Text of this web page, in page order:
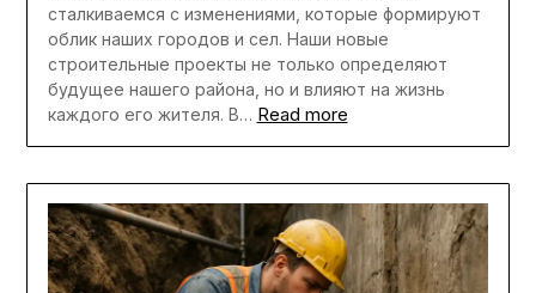
сталкиваемся с изменениями, которые формируют
облик наших городов и сел. Наши новые
строительные проекты не только определяют
будущее нашего района, но и влияют на жизнь
каждого его жителя. В… Read more